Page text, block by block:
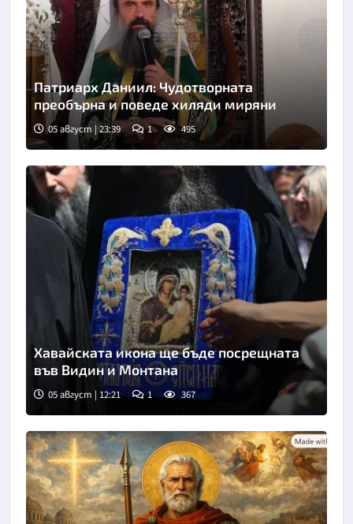
Патриарх Даниил: Чудотворната
преобърна и поведе хиляди миряни
05 август | 23:39 1 495
Снимка: БГНЕС
Хавайската икона ще бъде посрещната
във Видин и Монтана
05 август | 12:21 1 367